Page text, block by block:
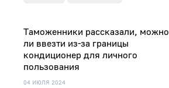
04 ИЮЛЯ 2024
Таможенники рассказали, можно
ли ввезти из-за границы
кондиционер для личного
пользования